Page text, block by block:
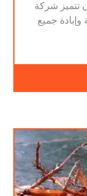
تتميز شركة
جميع